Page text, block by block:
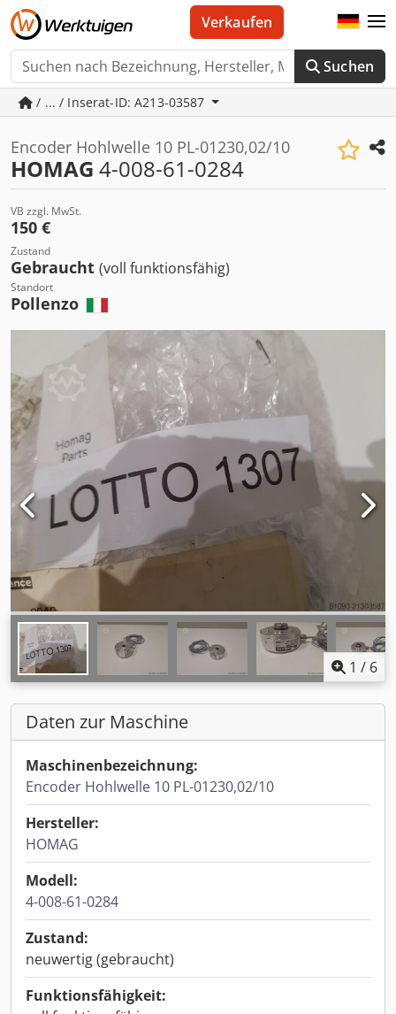
Suchen
Verkaufen
/ ... / Inserat-ID: A213-03587
Encoder Hohlwelle 10 PL-01230,02/10
HOMAG 4-008-61-0284
VB zzgl. MwSt.
150 €
Zustand
Gebraucht (voll funktionsfähig)
Standort
Pollenzo
1 / 6
Daten zur Maschine
Maschinenbezeichnung:
Encoder Hohlwelle 10 PL-01230,02/10
Hersteller:
HOMAG
Modell:
4-008-61-0284
Zustand:
neuwertig (gebraucht)
Funktionsfähigkeit: